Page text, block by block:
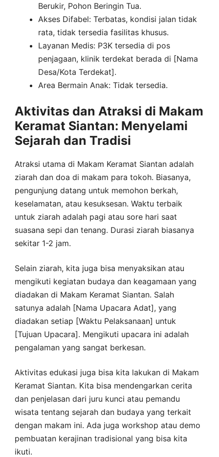
Berukir, Pohon Beringin Tua.
Akses Difabel: Terbatas, kondisi jalan tidak
rata, tidak tersedia fasilitas khusus.
Layanan Medis: P3K tersedia di pos
penjagaan, klinik terdekat berada di [Nama
Desa/Kota Terdekat].
Area Bermain Anak: Tidak tersedia.
Aktivitas dan Atraksi di Makam
Keramat Siantan: Menyelami
Sejarah dan Tradisi
Atraksi utama di Makam Keramat Siantan adalah
ziarah dan doa di makam para tokoh. Biasanya,
pengunjung datang untuk memohon berkah,
keselamatan, atau kesuksesan. Waktu terbaik
untuk ziarah adalah pagi atau sore hari saat
suasana sepi dan tenang. Durasi ziarah biasanya
sekitar 1-2 jam.
Selain ziarah, kita juga bisa menyaksikan atau
mengikuti kegiatan budaya dan keagamaan yang
diadakan di Makam Keramat Siantan. Salah
satunya adalah [Nama Upacara Adat], yang
diadakan setiap [Waktu Pelaksanaan] untuk
[Tujuan Upacara]. Mengikuti upacara ini adalah
pengalaman yang sangat berkesan.
Aktivitas edukasi juga bisa kita lakukan di Makam
Keramat Siantan. Kita bisa mendengarkan cerita
dan penjelasan dari juru kunci atau pemandu
wisata tentang sejarah dan budaya yang terkait
dengan makam ini. Ada juga workshop atau demo
pembuatan kerajinan tradisional yang bisa kita
ikuti.